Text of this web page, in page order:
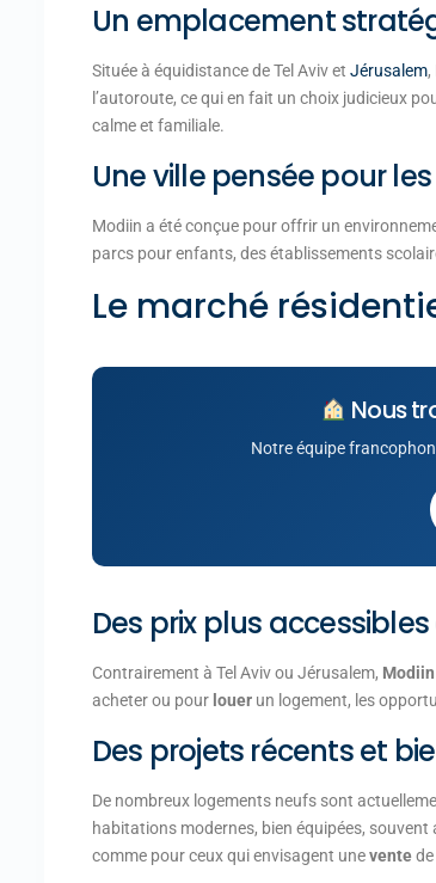
Un emplacement
Située à équidistance de Tel Aviv et Jérusalem
l’autoroute, ce qui en fait un choix judicieux
calme et familiale.
Une ville pensée pour
Modiin a été conçue pour offrir un
parcs pour enfants, des établissements
Le marché
Nous
Notre équipe
Des prix plus
Contrairement à Tel Aviv ou Jérusalem,
acheter ou pour louer un logement, les
Des projets récents et
De nombreux logements neufs sont
habitations modernes, bien équipées, souvent
comme pour ceux qui envisagent unevente